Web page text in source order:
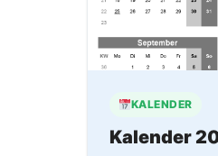
KALENDER
Kalender